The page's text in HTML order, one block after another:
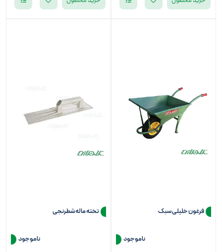
فرغون خلیلی سبک
ناموجود
تخته ماله شطرنجی
ناموجود